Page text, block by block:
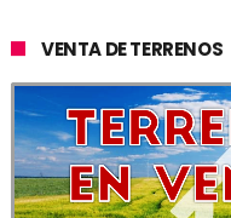
VENTA DE TERRENOS